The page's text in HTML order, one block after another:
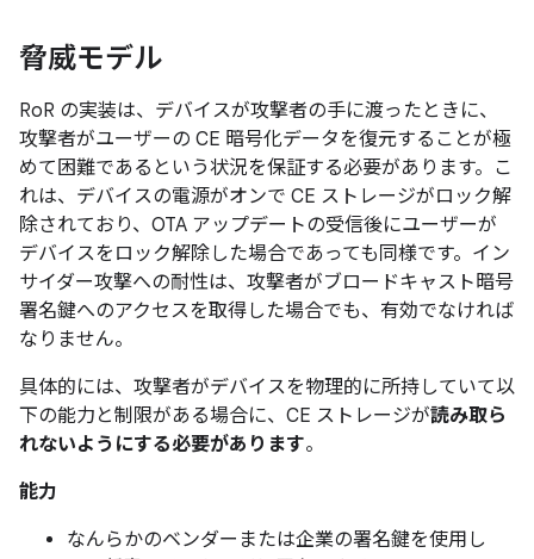
脅威モデル
RoR の実装は、デバイスが攻撃者の手に渡ったときに、
攻撃者がユーザーの CE 暗号化データを復元することが極
めて困難であるという状況を保証する必要があります。こ
れは、デバイスの電源がオンで CE ストレージがロック解
除されており、OTA アップデートの受信後にユーザーが
デバイスをロック解除した場合であっても同様です。イン
サイダー攻撃への耐性は、攻撃者がブロードキャスト暗号
署名鍵へのアクセスを取得した場合でも、有効でなければ
なりません。
具体的には、攻撃者がデバイスを物理的に所持していて以
下の能力と制限がある場合に、CE ストレージが読み取ら
れないようにする必要があります。
能力
なんらかのベンダーまたは企業の署名鍵を使用し